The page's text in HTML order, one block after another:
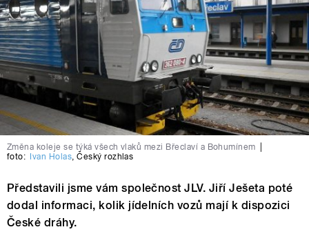
Změna koleje se týká všech vlaků mezi Břeclaví a Bohumínem
foto:
Ivan Holas,Český rozhlas
Představili jsme vám společnost JLV. Jiří Ješeta poté
dodal informaci, kolik jídelních vozů mají k dispozici
České dráhy.